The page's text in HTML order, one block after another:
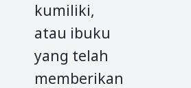
kumiliki,
atau ibuku
yang telah
memberikan